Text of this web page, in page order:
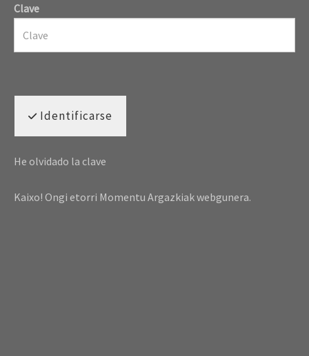
Clave
Identificarse
He olvidado la clave
Kaixo! Ongi etorri Momentu Argazkiak webgunera.